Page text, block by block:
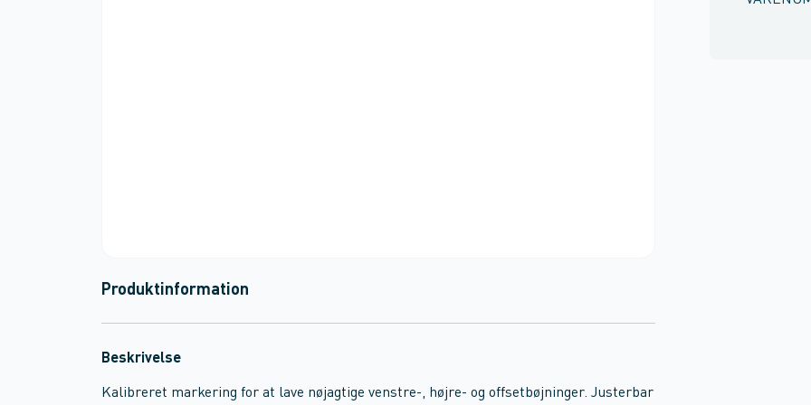
Produktinformation
Beskrivelse
Kalibreret markering for at lave nøjagtige venstre-, højre- og offsetbøjninger. Justerbar